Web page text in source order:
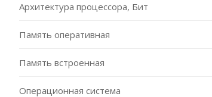
Архитектура процессора, Бит
Память оперативная
Память встроенная
Операционная система